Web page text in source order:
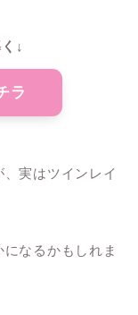
↓
ラ
実はツインレイ
なるかもしれま